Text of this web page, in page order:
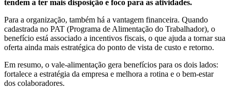
tendem a ter mais disposição e foco para as atividades.
Para a organização, também há a vantagem financeira. Quando
cadastrada no PAT (Programa de Alimentação do Trabalhador), o
benefício está associado a incentivos fiscais, o que ajuda a tornar sua
oferta ainda mais estratégica do ponto de vista de custo e retorno.
Em resumo, o vale-alimentação gera benefícios para os dois lados:
fortalece a estratégia da empresa e melhora a rotina e o bem-estar
dos colaboradores.